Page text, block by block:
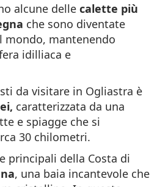
alcune delle calette più
che sono diventate
mantenendo
idilliaca e
da visitare in Ogliastra è
caratterizzata da una
e spiagge che si
30 chilometri.
principali della Costa di
, una baia incantevole che